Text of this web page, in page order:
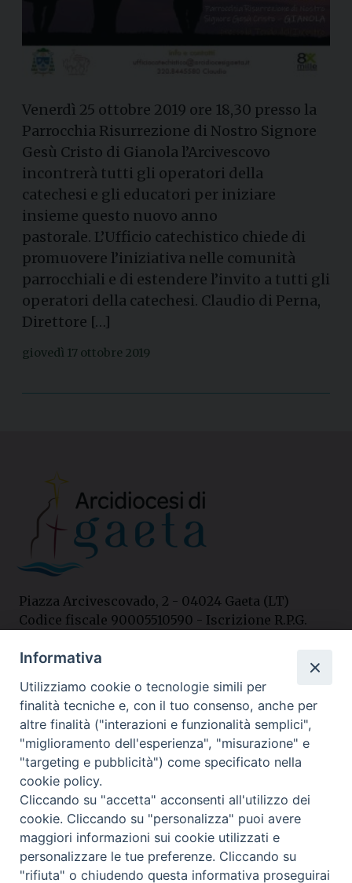
Venerdì 25 ottobre 2019 ore 18,30 presso la
Parrocchia Risurrezione di Nostro Signore
Gesù Cristo di Gianola l’Arcivescovo
incontrerà tutti gli operatori della
catechesi e gli educatori per iniziare
insieme questo nuovo anno
pastorale. L’Ufficio catechistico chiede di
promuovere l’iniziativa nelle comunità
parrocchiali e di estendere l’invito a tutti gli
operatori della catechesi. Claudio di Perna,
Direttore […]
giovedì 17 ottobre 2019
Piazza Arcivescovado, 2 - 04024 Gaeta (LT)
Codice fiscale 90005510590 - Iscrizione R.P.G.
Contatti
Curia
Tel. 0771.740341
Palazzo De Vio
Tel. 0771.464088
I nostri social
Informativa
Utilizziamo cookie o tecnologie simili per
finalità tecniche e, con il tuo consenso, anche per
altre finalità ("interazioni e funzionalità semplici",
"miglioramento dell'esperienza", "misurazione" e
"targeting e pubblicità") come specificato nella
cookie policy.
Cliccando su "accetta" acconsenti all'utilizzo dei
cookie. Cliccando su "personalizza" puoi avere
maggiori informazioni sui cookie utilizzati e
personalizzare le tue preferenze. Cliccando su
"rifiuta" o chiudendo questa informativa proseguirai